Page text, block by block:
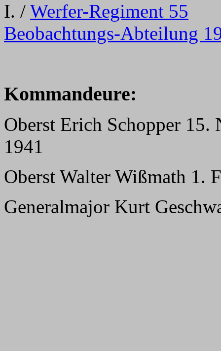
I. / Werfer-Regiment 55
Beobachtungs-Abteilung
Kommandeure:
Oberst Erich Schopper 15.
1941
Oberst Walter Wißmath 1.
Generalmajor Kurt